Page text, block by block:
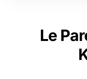
Le